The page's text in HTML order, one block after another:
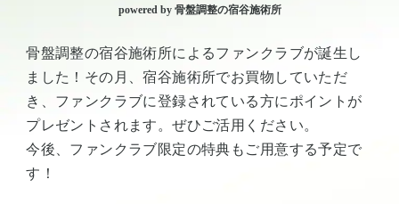
powered by 骨盤調整の宿谷施術所
骨盤調整の宿谷施術所によるファンクラブが誕生し
ました！その月、宿谷施術所でお買物していただ
き、ファンクラブに登録されている方にポイントが
プレゼントされます。ぜひご活用ください。
今後、ファンクラブ限定の特典もご用意する予定で
す！